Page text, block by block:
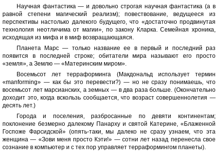
Научная фантастика — и довольно строгая научная фантастика (а в
равной степени магический реализм); повествование, ведущееся из
перспективы настолько далекого будущего, что «достаточно продвинутая
технология неотличима от магии», по закону Кларка. Семейная хроника,
исходящая из мифа и в миф возвращающаяся.
Планета Марс — только название ее в первый и последний раз
появится в последней строке; обитатели мира называют его просто
«земля», а Землю — «Материнским миром».
Восемьсот лет терраформинга (Макдональд использует термин
«manforming» — как бы это перевести?) — но не сразу понимаешь, что
восемьсот лет марсианских, а земных — в два раза больше. (Окончательно
доходит это, когда вскользь сообщается, что возраст совершеннолетия —
десять лет.)
Города и поселения, разбросанные по девяти континентам;
поклонение безмерно далекому Панарху и святой Катерине, «Блаженной
Госпоже Фарсидской» (опять-таки, мы далеко не сразу узнаем, что эта
женщина — «Зови меня просто Кэти!» — сотни лет назад перенесла свое
сознание в компьютер и с тех пор управляет терраформингом планеты).